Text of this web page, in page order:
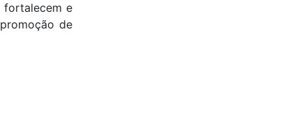
fortalecem e
de